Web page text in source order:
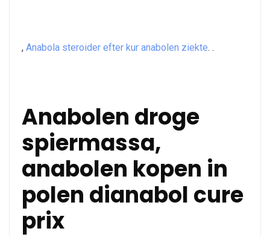
, Anabola steroider efter kur anabolen ziekte. .
Anabolen droge
spiermassa,
anabolen kopen in
polen dianabol cure
prix